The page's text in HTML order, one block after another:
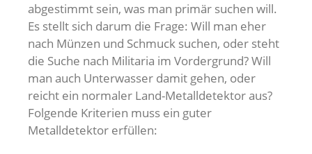
abgestimmt sein, was man primär suchen will.
Es stellt sich darum die Frage: Will man eher
nach Münzen und Schmuck suchen, oder steht
die Suche nach Militaria im Vordergrund? Will
man auch Unterwasser damit gehen, oder
reicht ein normaler Land-Metalldetektor aus?
Folgende Kriterien muss ein guter
Metalldetektor erfüllen: